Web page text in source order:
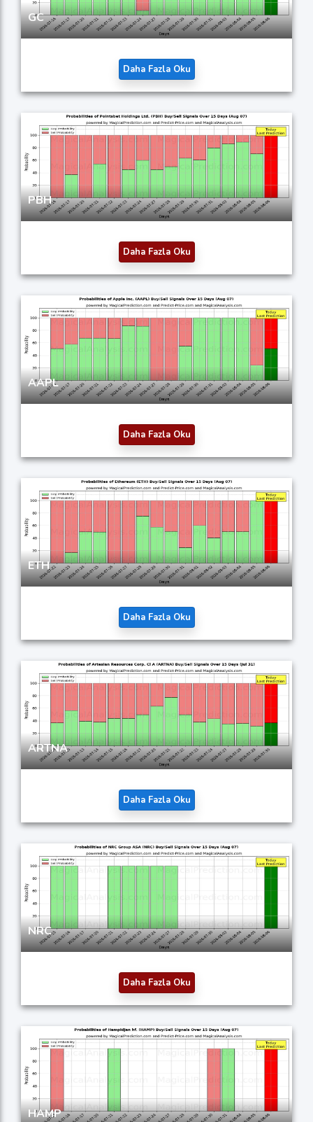
GC
Daha Fazla Oku
PBH
Daha Fazla Oku
AAPL
Daha Fazla Oku
ETH
Daha Fazla Oku
ARTNA
Daha Fazla Oku
NRC
Daha Fazla Oku
HAMP